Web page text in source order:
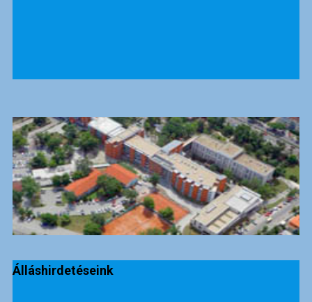
Álláshirdetéseink